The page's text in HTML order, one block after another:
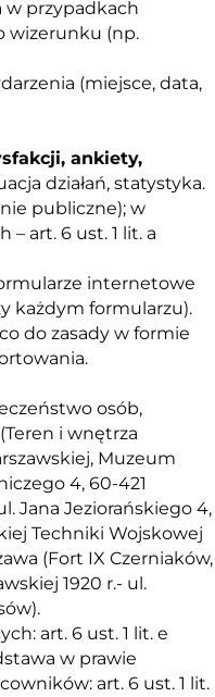
w przypadkach
wizerunku (np.
(miejsce, data,
ankiety,
działań, statystyka.
publiczne); w
art. 6 ust. 1 lit. a
internetowe
każdym formularzu).
do zasady w formie
osób,
i wnętrza
Muzeum
4, 60-421
Jana Jeziorańskiego 4,
Techniki Wojskowej
(Fort IX Czerniaków,
1920 r.- ul.
art. 6 ust. 1 lit. e
w prawie
art. 6 ust. 1 lit.